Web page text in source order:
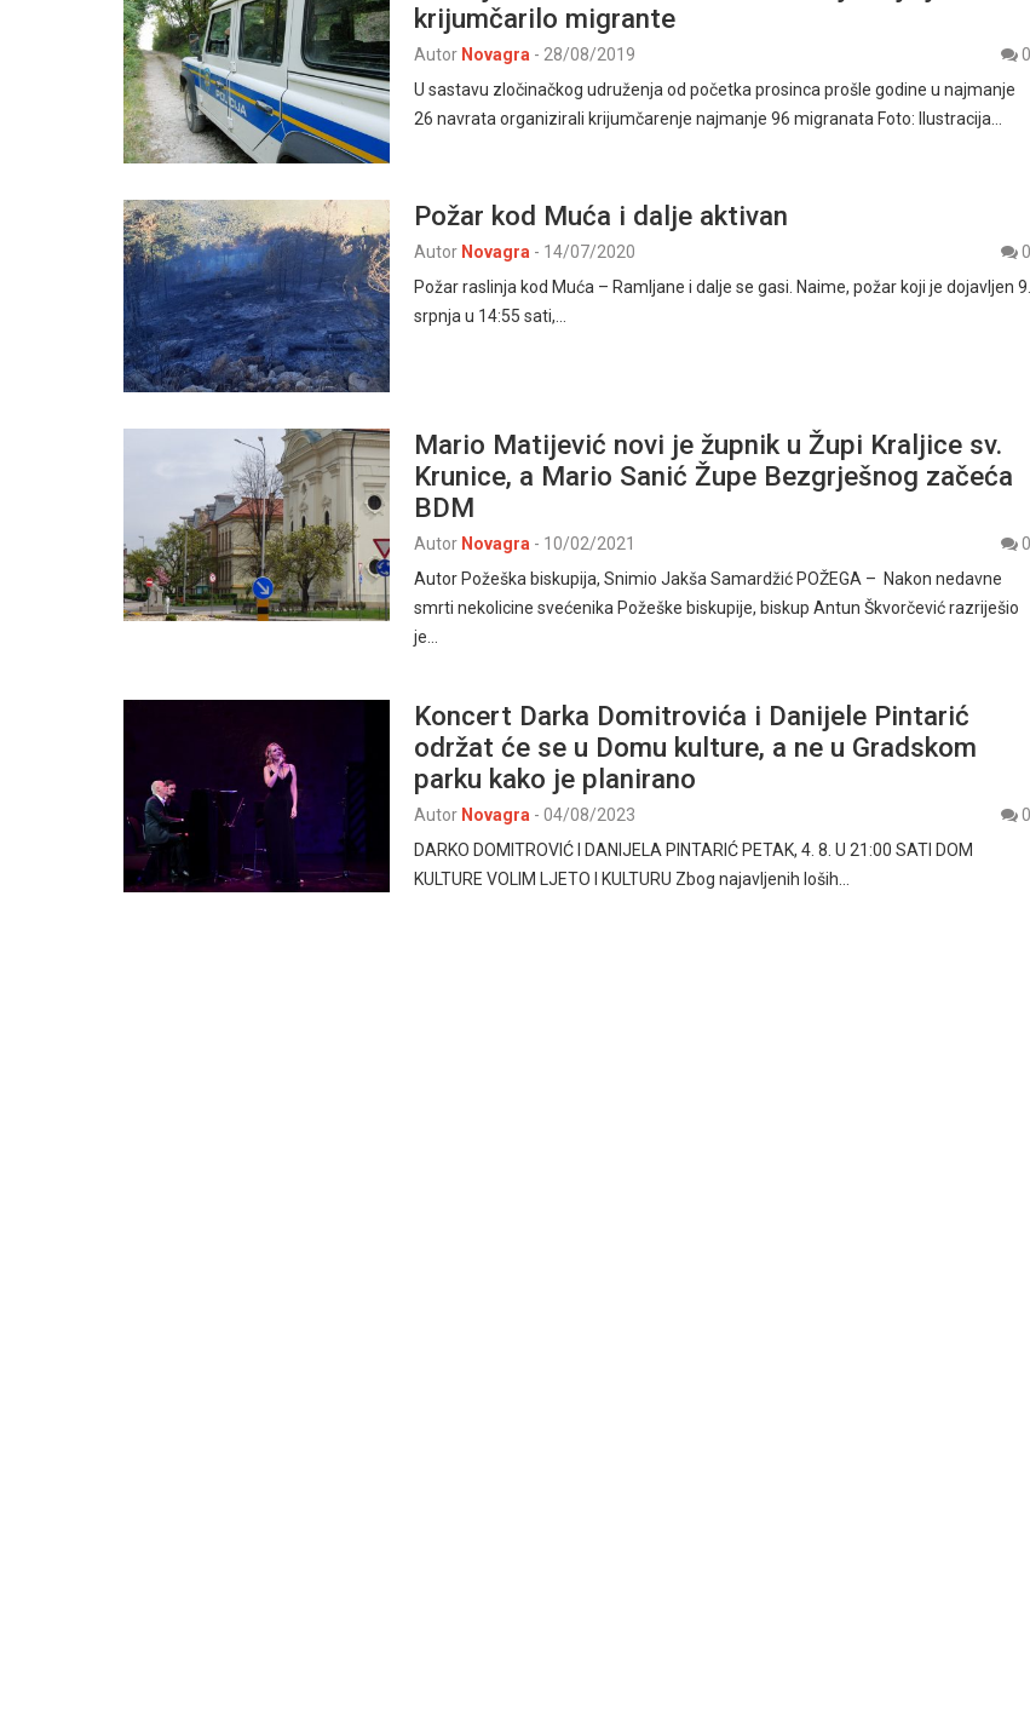
krijumčarilo migrante
Autor Novagra - 28/08/2019
0
U sastavu zločinačkog udruženja od početka prosinca prošle godine u najmanje
26 navrata organizirali krijumčarenje najmanje 96 migranata Foto: Ilustracija…
Požar kod Muća i dalje aktivan
Autor Novagra - 14/07/2020
0
Požar raslinja kod Muća – Ramljane i dalje se gasi. Naime, požar koji je dojavljen 9.
srpnja u 14:55 sati,…
Mario Matijević novi je župnik u Župi Kraljice sv.
Krunice, a Mario Sanić Župe Bezgrješnog začeća
BDM
Autor Novagra - 10/02/2021
0
Autor Požeška biskupija, Snimio Jakša Samardžić POŽEGA – Nakon nedavne
smrti nekolicine svećenika Požeške biskupije, biskup Antun Škvorčević razriješio
je…
Koncert Darka Domitrovića i Danijele Pintarić
održat će se u Domu kulture, a ne u Gradskom
parku kako je planirano
Autor Novagra - 04/08/2023
0
DARKO DOMITROVIĆ I DANIJELA PINTARIĆ PETAK, 4. 8. U 21:00 SATI DOM
KULTURE VOLIM LJETO I KULTURU Zbog najavljenih loših…